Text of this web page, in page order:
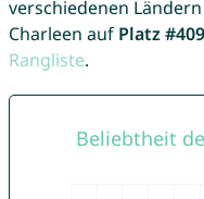
verschiedenen
Charleen auf Platz
Rangliste.